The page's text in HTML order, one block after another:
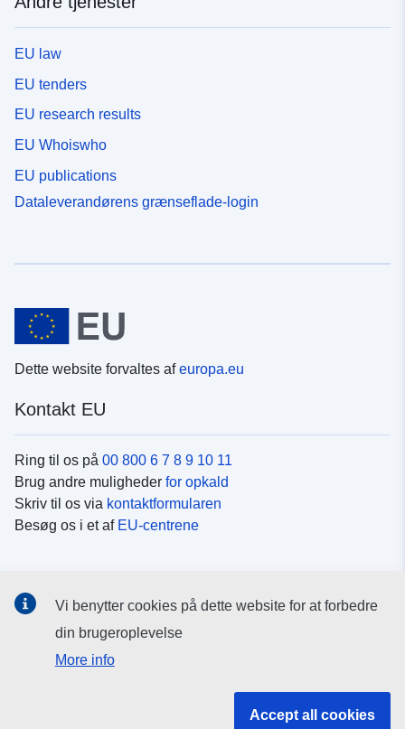
EU law
EU tenders
EU research results
EU Whoiswho
EU publications
Dataleverandørens grænseflade-login
Dette website forvaltes afeuropa.eu
Kontakt EU
Ring til os på 00 800 6 7 8 9 10 11
Brug andre muligheder for opkald
Skriv til os via kontaktformularen
Besøg os i et af EU-centrene
Søg efter EU's sider påsociale medier
EU-institutioner og -organer
Vi benytter cookies på dette website for at forbedre
din brugeroplevelse
More info
Accept all cookies